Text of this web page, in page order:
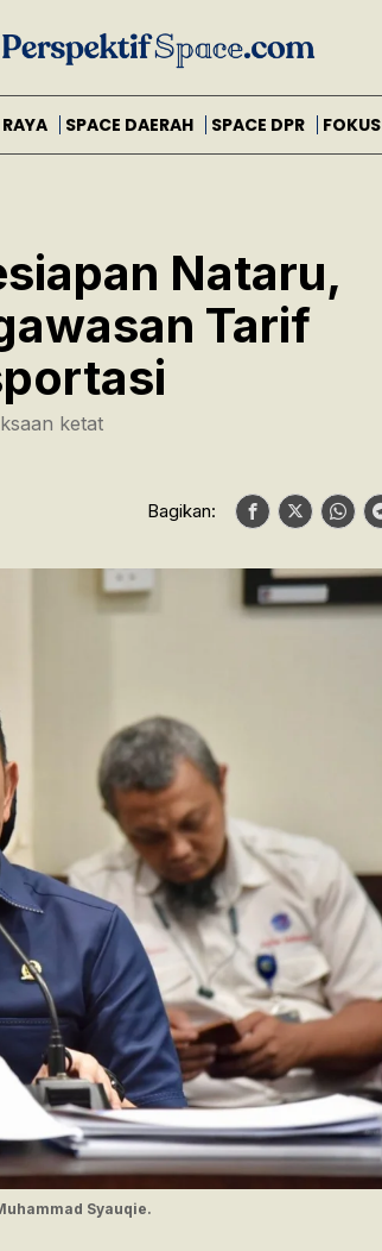
SPACE DAERAH SPACE DPR FOKUS
Nataru,
Tarif
ketat
Bagikan:
Syauqie.